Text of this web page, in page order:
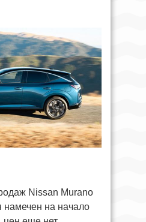
Nissan Murano
намечен на начало